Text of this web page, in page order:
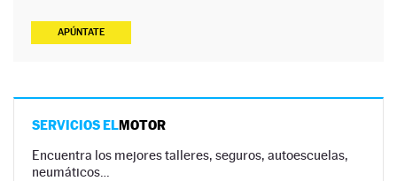
APÚNTATE
SERVICIOS ELMOTOR
Encuentra los mejores talleres, seguros, autoescuelas,
neumáticos…